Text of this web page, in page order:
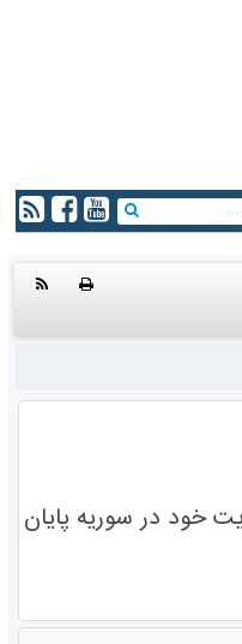
خود در سوریه پایان